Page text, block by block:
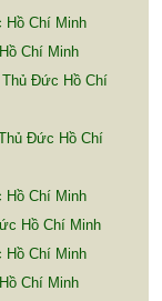
Hồ Chí Minh
Chí Minh
Đức Hồ Chí
Đức Hồ Chí
Hồ Chí Minh
Hồ Chí Minh
Hồ Chí Minh
Chí Minh